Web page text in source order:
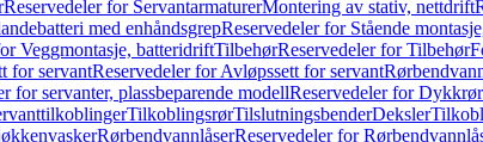
Reservedeler for ServantarmaturerMontering av stativ, nettdrift
med enhåndsgrepReservedeler for Stående
Veggmontasje, batteridriftTilbehørReservedeler for Tilbehør
for servantReservedeler for Avløpssett for servant
for servanter, plassbeparende modellReservedeler for
TilkoblingsrørTilslutningsbenderDeksler
RørbendvannlåserReservedeler for